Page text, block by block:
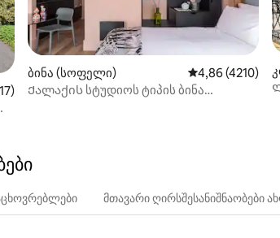
შეფასებაა 5‑დან 5,0, 117 მიმოხილვა
ბინა (სოფელი) საშუალო
4,86 (4210)
Ქალაქის სტუდიოს ტიპის ბინა
მთავარი ღირსშესანიშნაობები